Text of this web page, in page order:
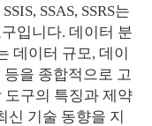
SSAS, SSRS는
입니다. 데이터 분
데이터 규모, 데이
을 종합적으로 고
도구의 특징과 제약
신 기술 동향을 지